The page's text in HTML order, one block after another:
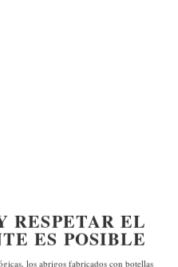
RESPETAR EL
ES POSIBLE
los abrigos fabricados con botellas